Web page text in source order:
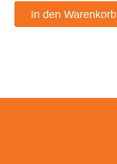
In den Warenkorb